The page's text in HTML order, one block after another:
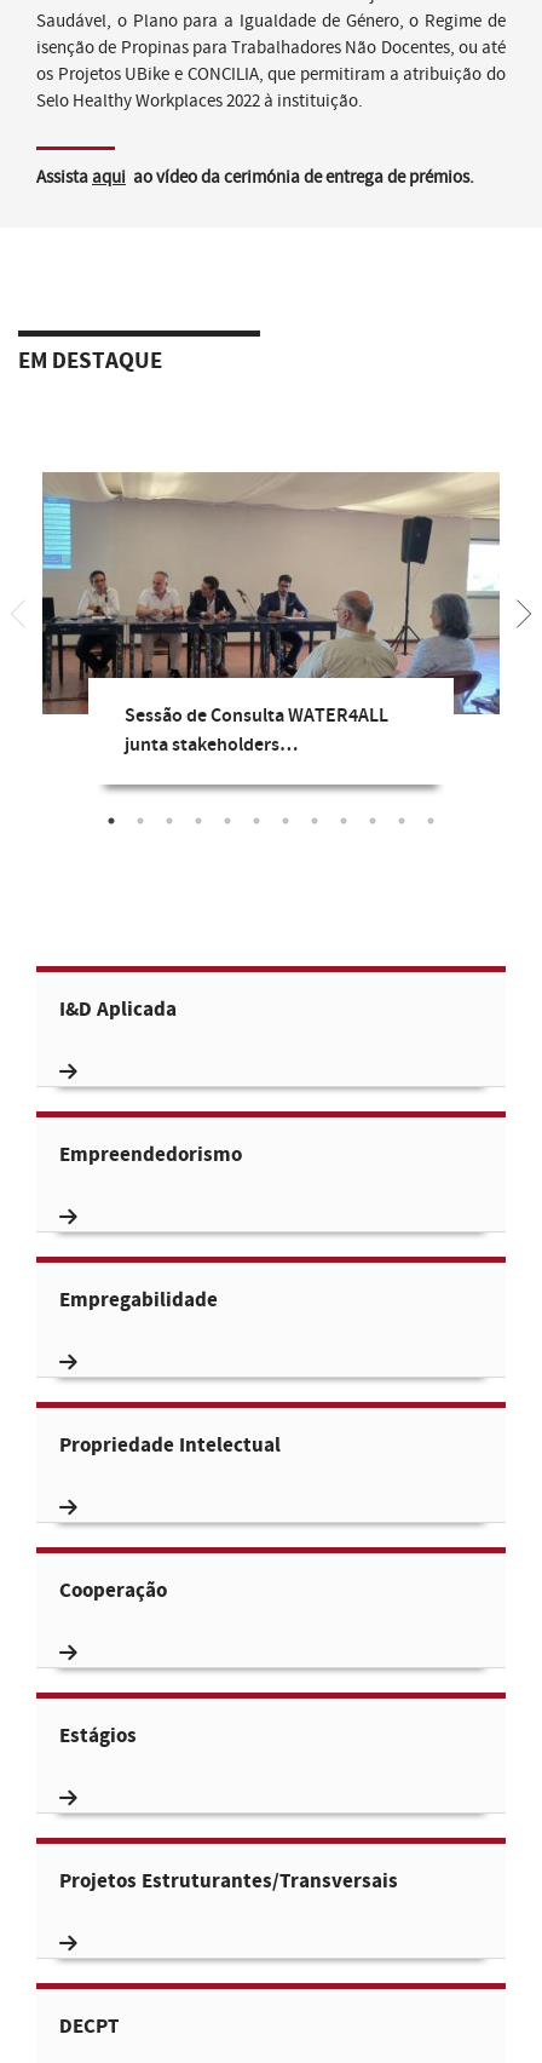
Saudável, o Plano para a Igualdade de Género, o Regime de
isenção de Propinas para Trabalhadores Não Docentes, ou até
os Projetos UBike e CONCILIA, que permitiram a atribuição do
Selo Healthy Workplaces 2022 à instituição.
Assista aqui ao vídeo da cerimónia de entrega de prémios.
EM DESTAQUE
Sessão de Consulta WATER4ALL
junta stakeholders…
I&D Aplicada
Empreendedorismo
Empregabilidade
Propriedade Intelectual
Cooperação
Estágios
Projetos Estruturantes/Transversais
DECPT